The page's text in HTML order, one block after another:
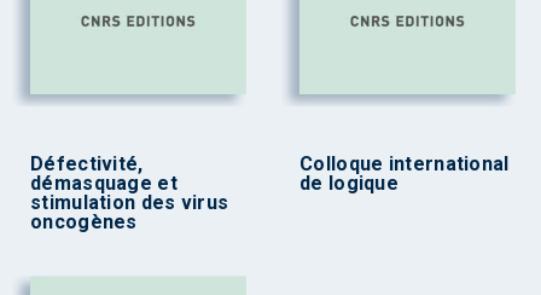
Défectivité,
démasquage et
stimulation des virus
oncogènes
Colloque international
de logique